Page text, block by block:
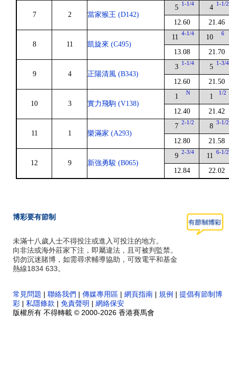
7 2 當家猴王 (D142)
5 1-1/4
12.60
4 1-1/2
21.46
8 11 凱旋來 (C495)
11 4-1/4
13.08
10 6
21.70
9 4 正陽清風 (B343)
3 1-1/4
12.60
5 1-3/4
21.50
10 3 實力飛駒 (V138)
1 N
12.40
1 1/2
21.42
11 1 樂滿家 (A293)
7 2-1/2
12.80
8 3-1/2
21.58
12 9 新強勇駿 (B065)
9 2-3/4
12.84
11 6-1/2
22.02
博彩要有節制
未滿十八歲人士不得投注或進入可投注的地方。
向非法或海外莊家下注，即屬違法，且可被判監禁。
切勿沉迷賭博，如需尋求輔導協助，可致電平和基金
熱線1834 633。
常見問題 | 聯絡我們 | 傳媒專用區 | 網頁指南 | 規例 | 提倡有節制博
彩 | 私隱條款 | 免責聲明 | 網絡保安
版權所有 不得轉載 © 2000-2026 香港賽馬會